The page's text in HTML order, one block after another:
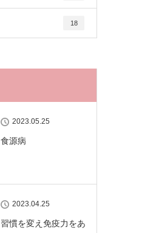
18
2023.05.25
食源病
2023.04.25
習慣を変え免疫力をあ